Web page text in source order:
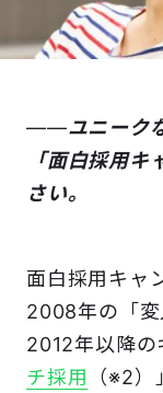
――ユニーク
「面白採用
さい。
面白採用キャ
2008年の「変
2012年以降の
チ採用
（※2